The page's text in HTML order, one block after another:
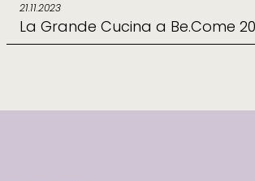
21.11.2023
La Grande Cucina a Be.Come